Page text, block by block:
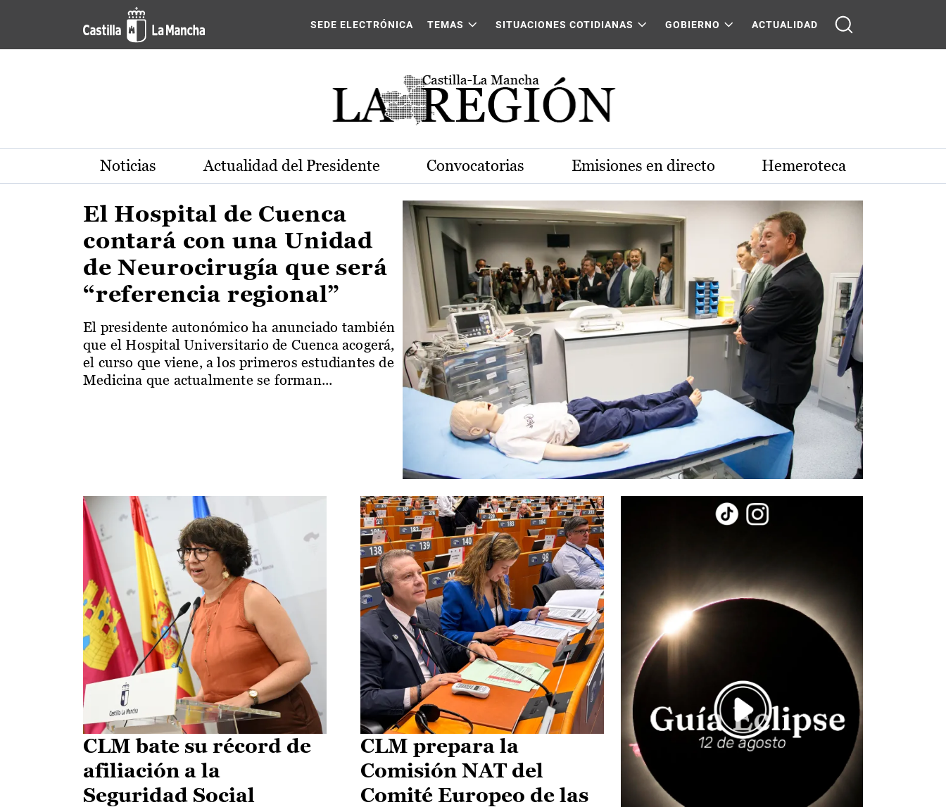
Pasar al contenido principal
Actualidad de la región de Castilla-La Mancha
SEDE ELECTRÓNICA TEMAS SITUACIONES COTIDIANAS GOBIERNO ACTUALIDAD
Noticias Actualidad del Presidente Convocatorias Emisiones en directo Hemeroteca
El Hospital de Cuenca
contará con una Unidad
de Neurocirugía que será
“referencia regional”
El presidente autonómico ha anunciado también
que el Hospital Universitario de Cuenca acogerá,
el curso que viene, a los primeros estudiantes de
Medicina que actualmente se forman...
CLM bate su récord de
afiliación a la
Seguridad Social
CLM prepara la
Comisión NAT del
Comité Europeo de las